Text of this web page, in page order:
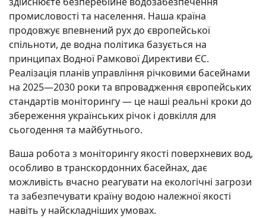
промисловості та населення. Наша країна
продовжує впевнений рух до європейської
спільноти, де водна політика базується на
принципах Водної Рамкової Директиви ЄС.
Реалізація планів управління річковими басейнами
на 2025—2030 роки та впровадження європейських
стандартів моніторингу — це наші реальні кроки до
збереження українських річок і довкілля для
сьогодення та майбутнього.
Ваша робота з моніторингу якості поверхневих вод,
особливо в транскордонних басейнах, дає
можливість вчасно реагувати на екологічні загрози
та забезпечувати країну водою належної якості
навіть у найскладніших умовах.